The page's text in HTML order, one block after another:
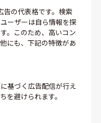
の代表格です。検索
ーザーは自ら情報を探
。このため、高いコン
にも、下記の特徴があ
基づく広告配信が行え
を避けられます。